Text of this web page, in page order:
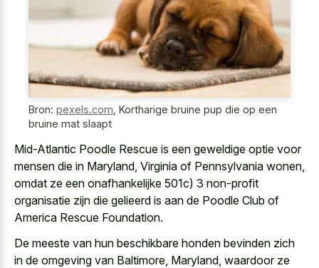
Bron: pexels.com Kortharige bruine pup die op een
bruine mat slaapt
Mid-Atlantic Poodle Rescue is een geweldige optie voor
mensen die in Maryland, Virginia of Pennsylvania wonen,
omdat ze een onafhankelijke 501c) 3 non-profit
organisatie zijn die gelieerd is aan de Poodle Club of
America Rescue Foundation.
De meeste van hun beschikbare honden bevinden zich
in de omgeving van Baltimore, Maryland, waardoor ze